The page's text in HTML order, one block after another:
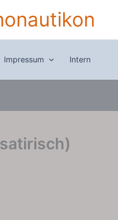
Impressum Intern